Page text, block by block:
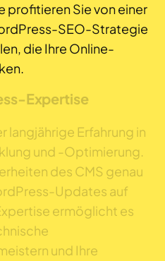
profitieren Sie von einer
SEO-Strategie
die Ihre Online-
Expertise
langjährige Erfahrung in
und -Optimierung.
des CMS genau
Updates auf
ermöglicht es
und Ihre